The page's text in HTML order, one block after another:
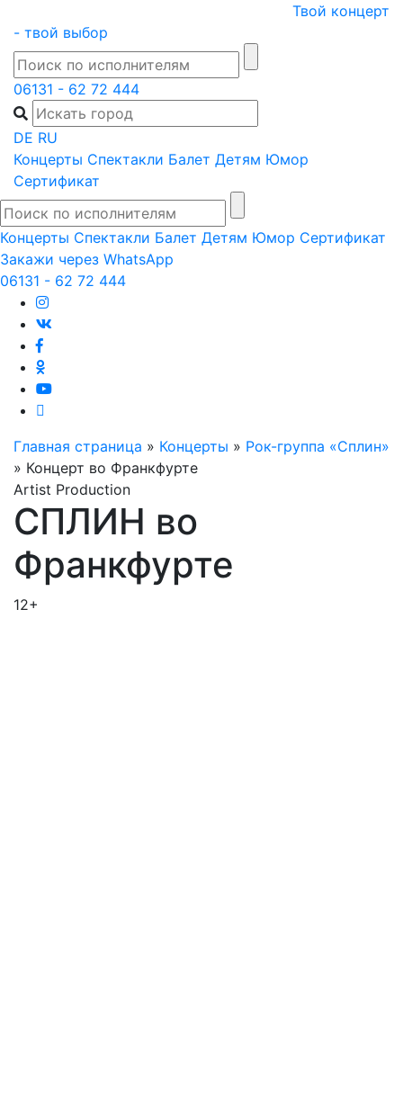
content
Твой концерт
- твой выбор
06131 - 62 72 444
DE RU
Концерты Спектакли Балет Детям Юмор
Сертификат
Концерты Спектакли Балет Детям Юмор Сертификат
Закажи через WhatsApp
06131 - 62 72 444
Главная страница » Концерты » Рок-группа «Сплин»
» Концерт во Франкфурте
Artist Production
СПЛИН во
Франкфурте
12+